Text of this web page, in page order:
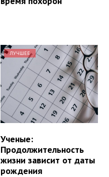
ЛУЧШЕЕ
Ученые:
Продолжительность
жизни зависит от даты
рождения